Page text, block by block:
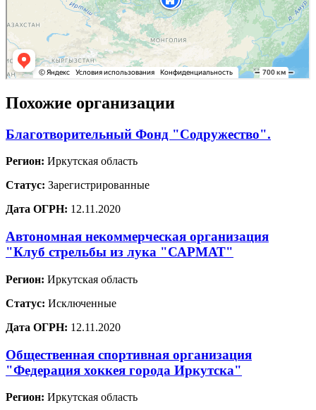
Похожие организации
Благотворительный Фонд "Содружество".
Регион: Иркутская область
Статус: Зарегистрированные
Дата ОГРН: 12.11.2020
Автономная некоммерческая организация
"Клуб стрельбы из лука "САРМАТ"
Регион: Иркутская область
Статус: Исключенные
Дата ОГРН: 12.11.2020
Общественная спортивная организация
"Федерация хоккея города Иркутска"
Регион: Иркутская область